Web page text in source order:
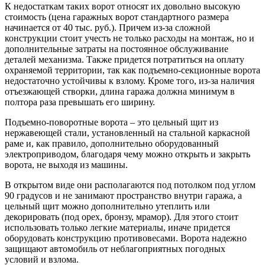
К недостаткам таких ворот относят их довольно высокую
стоимость (цена гаражных ворот стандартного размера
начинается от 40 тыс. руб.). Причем из-за сложной
конструкции стоит учесть не только расходы на монтаж, но и
дополнительные затраты на постоянное обслуживание
деталей механизма. Также придется потратиться на оплату
охраняемой территории, так как подъемно-секционные ворота
недостаточно устойчивы к взлому. Кроме того, из-за наличия
отъезжающей створки, длина гаража должна минимум в
полтора раза превышать его ширину.
Подъемно-поворотные ворота – это цельный щит из
нержавеющей стали, установленный на стальной каркасной
раме и, как правило, дополнительно оборудованный
электроприводом, благодаря чему можно открыть и закрыть
ворота, не выходя из машины.
В открытом виде они располагаются под потолком под углом
90 градусов и не занимают пространство внутри гаража, а
цельный щит можно дополнительно утеплить или
декорировать (под орех, бронзу, мрамор). Для этого стоит
использовать только легкие материалы, иначе придется
оборудовать конструкцию противовесами. Ворота надежно
защищают автомобиль от неблагоприятных погодных
условий и взлома.